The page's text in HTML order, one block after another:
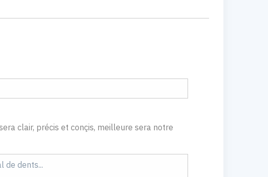
clair, précis et conçis, meilleure sera notre